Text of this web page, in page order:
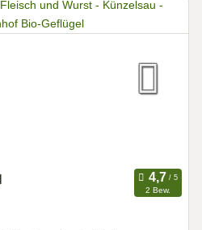
2 Bew.